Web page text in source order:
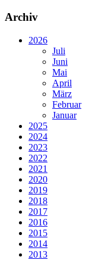
Archiv
2026
Juli
Juni
Mai
April
März
Februar
Januar
2025
2024
2023
2022
2021
2020
2019
2018
2017
2016
2015
2014
2013